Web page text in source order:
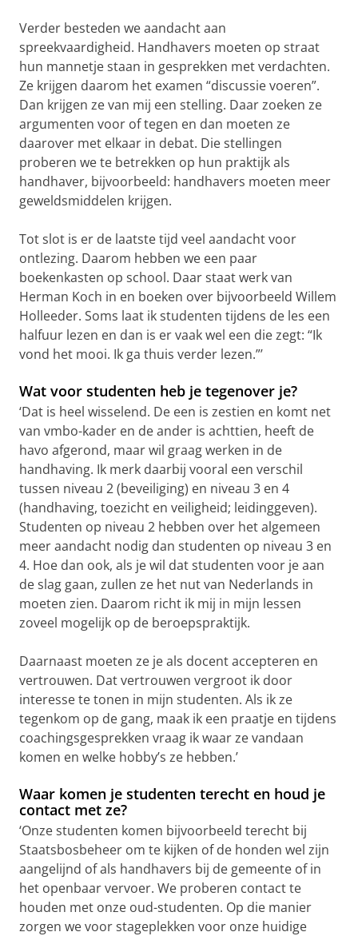
Verder besteden we aandacht aan
spreekvaardigheid. Handhavers moeten op straat
hun mannetje staan in gesprekken met verdachten.
Ze krijgen daarom het examen “discussie voeren”.
Dan krijgen ze van mij een stelling. Daar zoeken ze
argumenten voor of tegen en dan moeten ze
daarover met elkaar in debat. Die stellingen
proberen we te betrekken op hun praktijk als
handhaver, bijvoorbeeld: handhavers moeten meer
geweldsmiddelen krijgen.
Tot slot is er de laatste tijd veel aandacht voor
ontlezing. Daarom hebben we een paar
boekenkasten op school. Daar staat werk van
Herman Koch in en boeken over bijvoorbeeld Willem
Holleeder. Soms laat ik studenten tijdens de les een
halfuur lezen en dan is er vaak wel een die zegt: “Ik
vond het mooi. Ik ga thuis verder lezen.”’
Wat voor studenten heb je tegenover je?
‘Dat is heel wisselend. De een is zestien en komt net
van vmbo-kader en de ander is achttien, heeft de
havo afgerond, maar wil graag werken in de
handhaving. Ik merk daarbij vooral een verschil
tussen niveau 2 (beveiliging) en niveau 3 en 4
(handhaving, toezicht en veiligheid; leidinggeven).
Studenten op niveau 2 hebben over het algemeen
meer aandacht nodig dan studenten op niveau 3 en
4. Hoe dan ook, als je wil dat studenten voor je aan
de slag gaan, zullen ze het nut van Nederlands in
moeten zien. Daarom richt ik mij in mijn lessen
zoveel mogelijk op de beroepspraktijk.
Daarnaast moeten ze je als docent accepteren en
vertrouwen. Dat vertrouwen vergroot ik door
interesse te tonen in mijn studenten. Als ik ze
tegenkom op de gang, maak ik een praatje en tijdens
coachingsgesprekken vraag ik waar ze vandaan
komen en welke hobby’s ze hebben.’
Waar komen je studenten terecht en houd je
contact met ze?
‘Onze studenten komen bijvoorbeeld terecht bij
Staatsbosbeheer om te kijken of de honden wel zijn
aangelijnd of als handhavers bij de gemeente of in
het openbaar vervoer. We proberen contact te
houden met onze oud-studenten. Op die manier
zorgen we voor stageplekken voor onze huidige